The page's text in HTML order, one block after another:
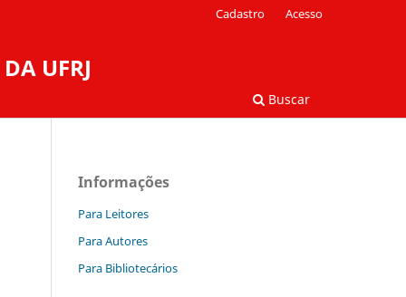
UFRJ
Buscar
Cadastro Acesso
Informações
Para Leitores
Para Autores
Para Bibliotecários